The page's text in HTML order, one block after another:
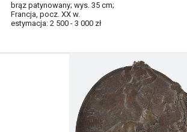
brąz patynowany; wys. 35 cm;
Francja, pocz. XX w.
estymacja: 2 500 - 3 000 zł